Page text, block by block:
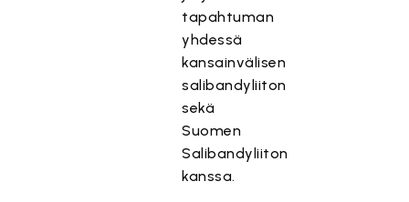
tapahtuman
yhdessä
kansainvälisen
salibandyliiton
sekä
Suomen
Salibandyliiton
kanssa.